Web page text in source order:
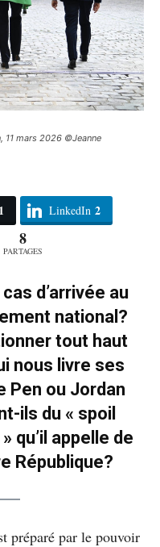
11 mars 2026 ©Jeanne
1 LinkedIn 2
8
PARTAGES
d’arrivée au
national?
tout haut
nous livre ses
Pen ou Jordan
ils du « spoil
qu’il appelle de
République?
préparé par le pouvoir